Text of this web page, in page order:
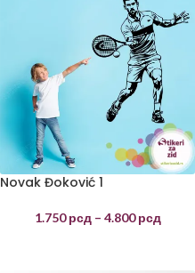
Novak Đoković 1
1.750рсд – 4.800рсд